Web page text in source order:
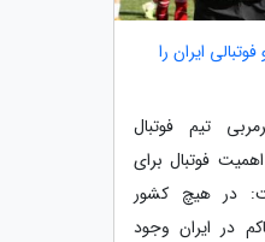
ایران را
تیم فوتبال
فوتبال برای
در هیچ کشور
در ایران وجود